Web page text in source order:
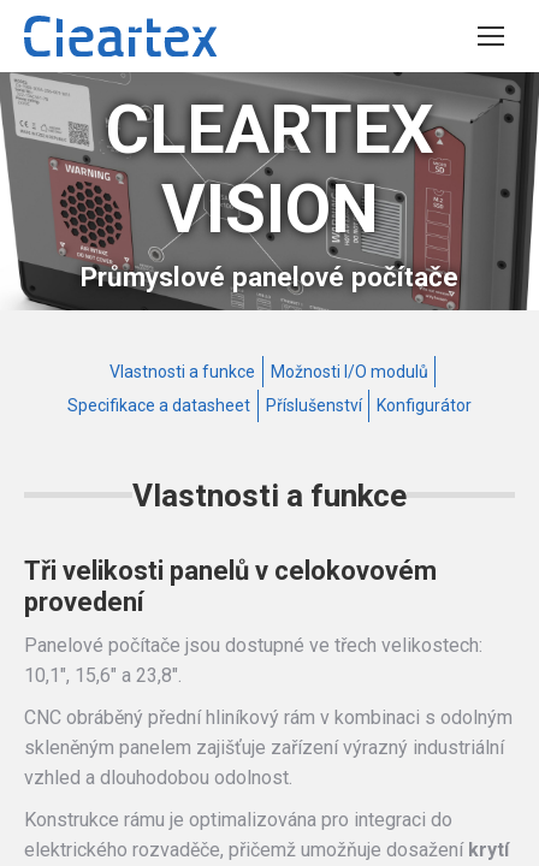
CLEARTEX
VISION
Průmyslové panelové počítače
Vlastnosti a funkce
Možnosti I/O modulů
Specifikace a datasheet
Příslušenství Konfigurátor
Vlastnosti a funkce
Tři velikosti panelů v celokovovém
provedení
Panelové počítače jsou dostupné ve třech velikostech:
10,1″, 15,6″ a 23,8″.
CNC obráběný přední hliníkový rám v kombinaci s odolným
skleněným panelem zajišťuje zařízení výrazný industriální
vzhled a dlouhodobou odolnost.
Konstrukce rámu je optimalizována pro integraci do
elektrického rozvaděče, přičemž umožňuje dosažení krytí